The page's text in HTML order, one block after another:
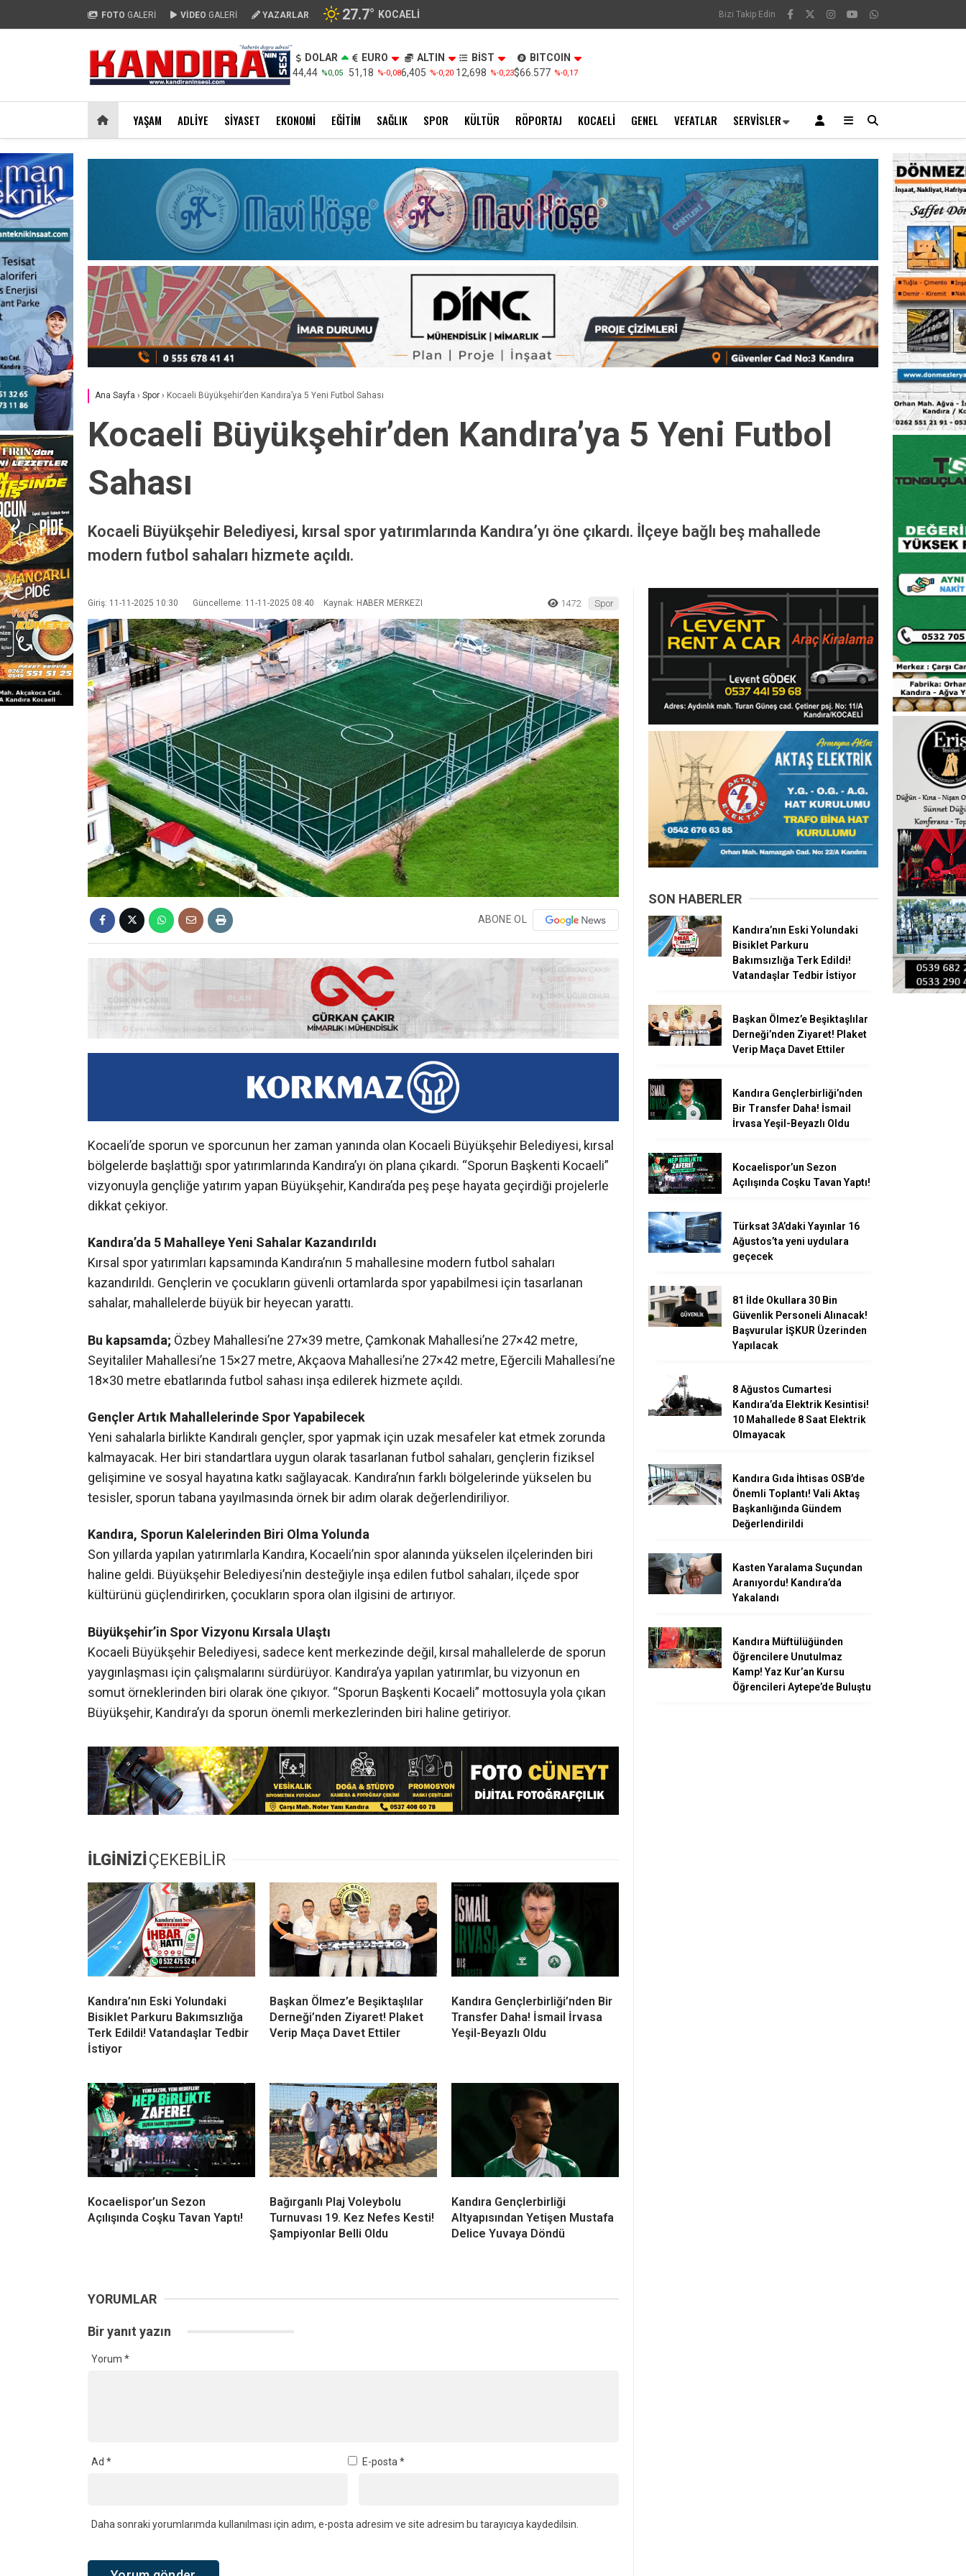
FOTO GALERİ VİDEO GALERİ YAZARLAR 27.7° KOCAELI Bizi Takip Edin
DOLAR
44,44 %0,05
EURO
51,18 %-0,08
ALTIN
6,405 %-0,20
BİST
12,698 %-0,23
BITCOIN
$66.577 %-0,17
YAŞAM ADLIYE SIYASET EKONOMI EĞITIM SAĞLIK SPOR KÜLTÜR RÖPORTAJ KOCAELI GENEL VEFATLAR SERVISLER
Ana Sayfa › Spor › Kocaeli Büyükşehir’den Kandıra’ya 5 Yeni Futbol Sahası
Kocaeli Büyükşehir’den Kandıra’ya 5 Yeni Futbol
Sahası
Kocaeli Büyükşehir Belediyesi, kırsal spor yatırımlarında Kandıra’yı öne çıkardı. İlçeye bağlı beş mahallede
modern futbol sahaları hizmete açıldı.
Giriş: 11-11-2025 10:30 Güncelleme: 11-11-2025 08:40 Kaynak: HABER MERKEZI 1472 Spor
ABONE OL
bölgelerde başlattığı spor yatırımlarında Kandıra’yı ön plana çıkardı. “Sporun Başkenti Kocaeli”
vizyonuyla gençliğe yatırım yapan Büyükşehir, Kandıra’da peş peşe hayata geçirdiği projelerle
dikkat çekiyor.
Kırsal spor yatırımları kapsamında Kandıra’nın 5 mahallesine modern futbol sahaları
kazandırıldı. Gençlerin ve çocukların güvenli ortamlarda spor yapabilmesi için tasarlanan
sahalar, mahallelerde büyük bir heyecan yarattı.
Seyitaliler Mahallesi’ne 15×27 metre, Akçaova Mahallesi’ne 27×42 metre, Eğercili Mahallesi’ne
18×30 metre ebatlarında futbol sahası inşa edilerek hizmete açıldı.
Yeni sahalarla birlikte Kandıralı gençler, spor yapmak için uzak mesafeler kat etmek zorunda
kalmayacak. Her biri standartlara uygun olarak tasarlanan futbol sahaları, gençlerin fiziksel
gelişimine ve sosyal hayatına katkı sağlayacak. Kandıra’nın farklı bölgelerinde yükselen bu
tesisler, sporun tabana yayılmasında örnek bir adım olarak değerlendiriliyor.
Son yıllarda yapılan yatırımlarla Kandıra, Kocaeli’nin spor alanında yükselen ilçelerinden biri
haline geldi. Büyükşehir Belediyesi’nin desteğiyle inşa edilen futbol sahaları, ilçede spor
kültürünü güçlendirirken, çocukların spora olan ilgisini de artırıyor.
Kocaeli Büyükşehir Belediyesi, sadece kent merkezinde değil, kırsal mahallelerde de sporun
yaygınlaşması için çalışmalarını sürdürüyor. Kandıra’ya yapılan yatırımlar, bu vizyonun en
somut örneklerinden biri olarak öne çıkıyor. “Sporun Başkenti Kocaeli” mottosuyla yola çıkan
Büyükşehir, Kandıra’yı da sporun önemli merkezlerinden biri haline getiriyor.
Bisiklet Parkuru Bakımsızlığa
Terk Edildi! Vatandaşlar Tedbir
İstiyor
Derneği’nden Ziyaret! Plaket
Verip Maça Davet Ettiler
Transfer Daha! İsmail İrvasa
Yeşil-Beyazlı Oldu
Açılışında Coşku Tavan Yaptı!
Turnuvası 19. Kez Nefes Kesti!
Şampiyonlar Belli Oldu
Altyapısından Yetişen Mustafa
Delice Yuvaya Döndü
SON HABERLER
Kandıra’nın Eski Yolundaki
Bisiklet Parkuru
Bakımsızlığa Terk Edildi!
Vatandaşlar Tedbir İstiyor
Başkan Ölmez’e Beşiktaşlılar
Derneği’nden Ziyaret! Plaket
Verip Maça Davet Ettiler
Kandıra Gençlerbirliği’nden
Bir Transfer Daha! İsmail
İrvasa Yeşil-Beyazlı Oldu
Kocaelispor’un Sezon
Açılışında Coşku Tavan Yaptı!
Türksat 3A’daki Yayınlar 16
Ağustos’ta yeni uydulara
geçecek
81 İlde Okullara 30 Bin
Güvenlik Personeli Alınacak!
Başvurular İŞKUR Üzerinden
Yapılacak
8 Ağustos Cumartesi
Kandıra’da Elektrik Kesintisi!
10 Mahallede 8 Saat Elektrik
Olmayacak
Kandıra Gıda İhtisas OSB’de
Önemli Toplantı! Vali Aktaş
Başkanlığında Gündem
Değerlendirildi
Kasten Yaralama Suçundan
Aranıyordu! Kandıra’da
Yakalandı
Kandıra Müftülüğünden
Öğrencilere Unutulmaz
Kamp! Yaz Kur’an Kursu
Öğrencileri Aytepe’de Buluştu